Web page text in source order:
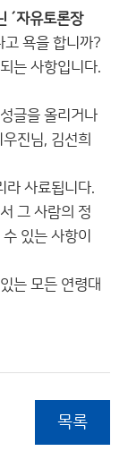
´자유토론장
고 욕을 합니까?
는 사항입니다.
글을 올리거나
진님, 김선희
라 사료됩니다.
그 사람의 정
있는 사항이
는 모든 연령대
목록